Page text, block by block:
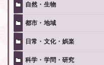
自然・生物
都市・地域
日常・文化・娯楽
科学・学問・研究